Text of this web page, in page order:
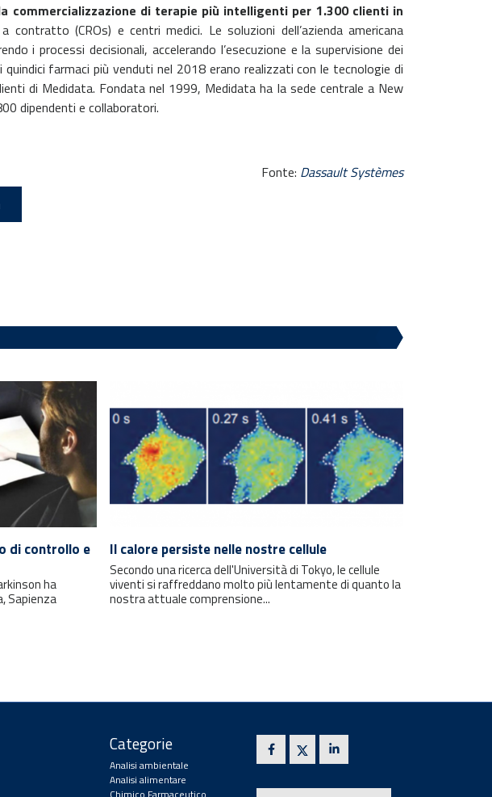
commercializzazione di terapie più intelligenti per 1.300 clienti in
(CROs) e centri medici. Le soluzioni dell’azienda americana
i processi decisionali, accelerando l’esecuzione e la supervisione dei
farmaci più venduti nel 2018 erano realizzati con le tecnologie di
di Medidata. Fondata nel 1999, Medidata ha la sede centrale a New
dipendenti e collaboratori.
Fonte: Dassault Systèmes
di controllo e
ha
Sapienza
Il calore persiste nelle nostre cellule
Secondo una ricerca dell'Università di Tokyo, le cellule
viventi si raffreddano molto più lentamente di quanto la
nostra attuale comprensione...
Categorie
Analisi ambientale
Analisi alimentare